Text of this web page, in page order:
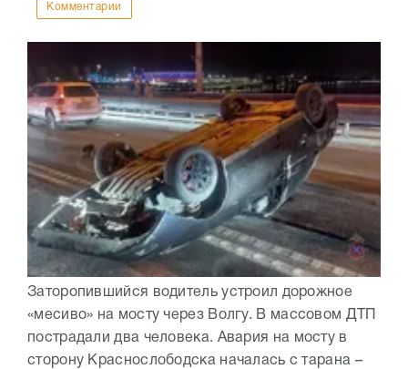
Комментарии
Заторопившийся водитель устроил дорожное
«месиво» на мосту через Волгу. В массовом ДТП
пострадали два человека. Авария на мосту в
сторону Краснослободска началась с тарана –